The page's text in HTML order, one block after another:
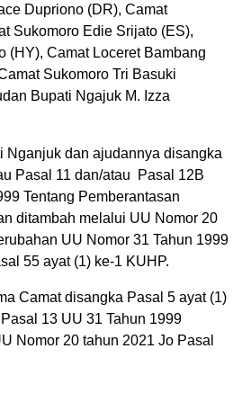
Dupriono (DR), Camat
Sukomoro Edie Srijato (ES),
(HY), Camat Loceret Bambang
Sukomoro Tri Basuki
Bupati Ngajuk M. Izza
Nganjuk dan ajudannya disangka
Pasal 11 dan/atau Pasal 12B
Tentang Pemberantasan
ditambah melalui UU Nomor 20
UU Nomor 31 Tahun 1999
55 ayat (1) ke-1 KUHP.
Camat disangka Pasal 5 ayat (1)
13 UU 31 Tahun 1999
Nomor 20 tahun 2021 Jo Pasal